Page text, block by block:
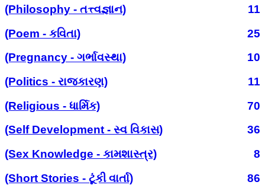
(Philosophy - તત્ત્વજ્ઞાન)
11
(Poem - કવિતા)
25
(Pregnancy - ગર્ભાવસ્થા)
10
(Politics - રાજકારણ)
11
(Religious - ધાર્મિક)
70
(Self Development - સ્વ વિકાસ)
36
(Sex Knowledge - કામશાસ્ત્ર)
8
(Short Stories - ટૂંકી વાર્તા)
86